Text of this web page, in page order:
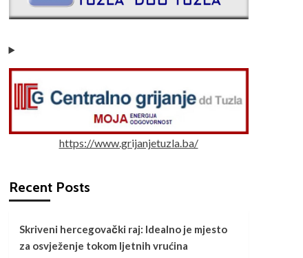
https://www.grijanjetuzla.ba/
Recent Posts
Skriveni hercegovački raj: Idealno je mjesto
za osvježenje tokom ljetnih vrućina